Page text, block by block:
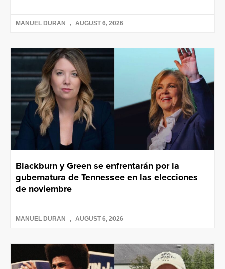
MANUEL DURAN AUGUST 6, 2026
Blackburn y Green se enfrentarán por la
gubernatura de Tennessee en las elecciones
de noviembre
MANUEL DURAN AUGUST 6, 2026